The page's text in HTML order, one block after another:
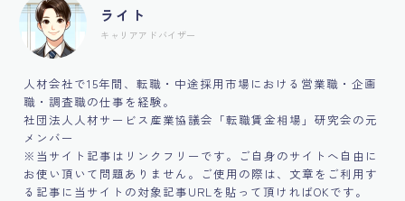
ライト
キャリアアドバイザー
人材会社で15年間、転職・中途採用市場における営業職・企画
職・調査職の仕事を経験。
社団法人人材サービス産業協議会「転職賃金相場」研究会の元
メンバー
※当サイト記事はリンクフリーです。ご自身のサイトへ自由に
お使い頂いて問題ありません。ご使用の際は、文章をご利用す
る記事に当サイトの対象記事URLを貼って頂ければOKです。